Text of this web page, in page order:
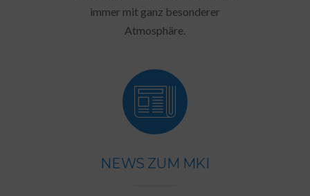
immer mit ganz besonderer
Atmosphäre.
NEWS ZUM MKI